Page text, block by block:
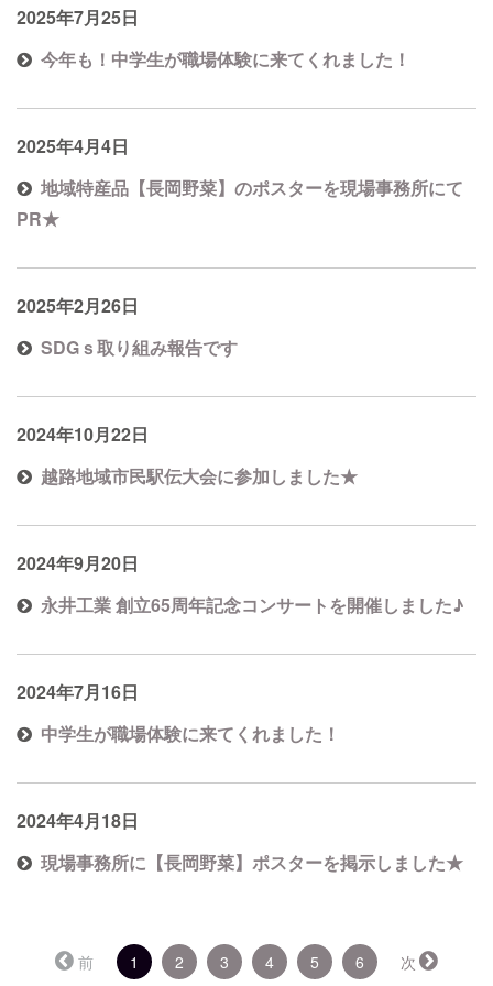
2025年7月25日
今年も！中学生が職場体験に来てくれました！
2025年4月4日
地域特産品【長岡野菜】のポスターを現場事務所にて
PR★
2025年2月26日
SDGｓ取り組み報告です
2024年10月22日
越路地域市民駅伝大会に参加しました★
2024年9月20日
永井工業 創立65周年記念コンサートを開催しました♪
2024年7月16日
中学生が職場体験に来てくれました！
2024年4月18日
現場事務所に【長岡野菜】ポスターを掲示しました★
前 1 （こ 2 3 4 5 6 次